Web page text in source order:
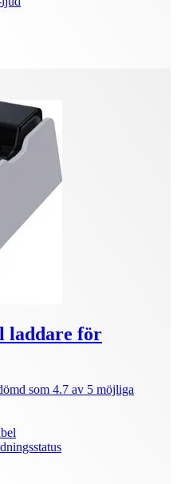
laddare för
som 4.7 av 5 möjliga